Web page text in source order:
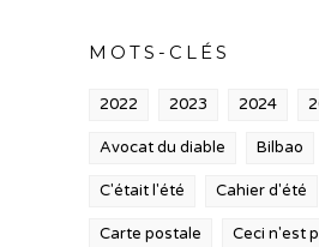
MOTS-CLÉS
2022 2023 2024
Avocat du diable Bilbao
C'était l'été Cahier d'été
Carte postale Ceci n'est